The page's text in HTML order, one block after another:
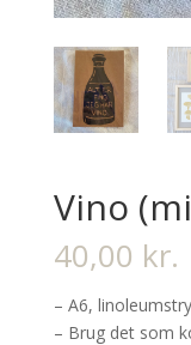
Vino
40,00 kr.
– A6,
– Brug det som